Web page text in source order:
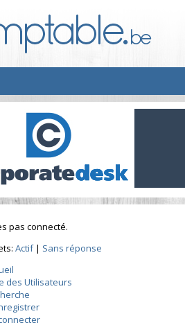
pas connecté.
Actif| Sans réponse
des Utilisateurs